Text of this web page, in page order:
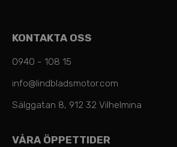
KONTAKTA OSS
0940 - 108 15
info@lindbladsmotor.com
Sälggatan 8, 912 32 Vilhelmina
VÅRA ÖPPETTIDER